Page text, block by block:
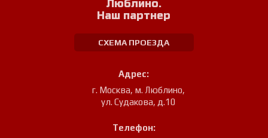
Люблино.
Наш партнер
СХЕМА ПРОЕЗДА
Адрес:
г. Москва, м. Люблино,
ул. Судакова, д.10
Телефон: